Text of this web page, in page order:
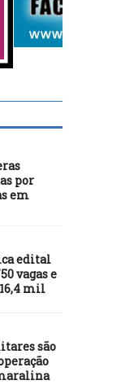
por
em
edital
vagas e
mil
são